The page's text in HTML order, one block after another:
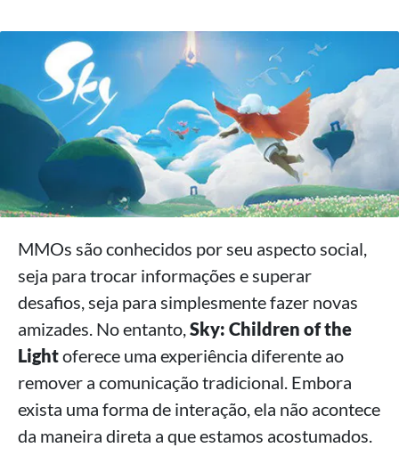
MMOs são conhecidos por seu aspecto social,
seja para trocar informações e superar
desafios, seja para simplesmente fazer novas
amizades. No entanto, Sky: Children of the
Lightoferece uma experiência diferente ao
remover a comunicação tradicional. Embora
exista uma forma de interação, ela não acontece
da maneira direta a que estamos acostumados.